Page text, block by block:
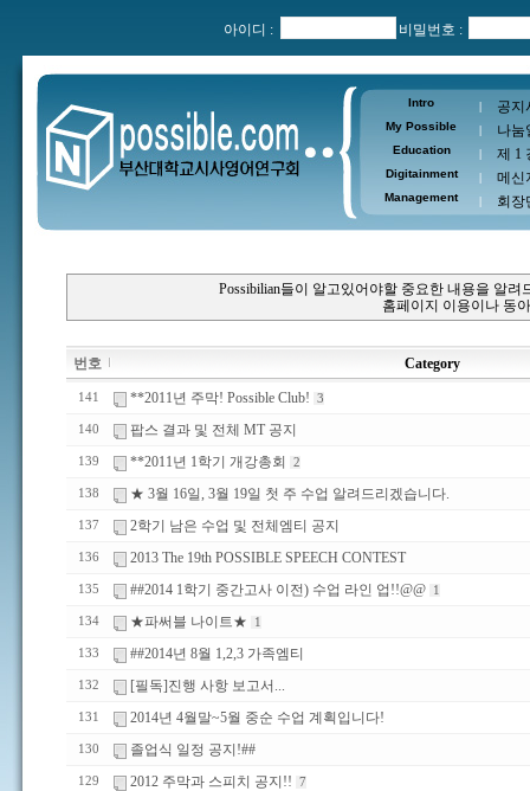
아이디 : 비밀번호 :
Intro | 공지
My Possible | 나눔
Education | 제 1
Digitainment | 메신
Management | 회장
Possibilian들이 알고있어야할 중요한 내용을 알
홈페이지 이용이나 동
번호 Category
141 **2011년 주막! Possible Club! 3
140 팝스 결과 및 전체 MT 공지
139 **2011년 1학기 개강총회 2
138 ★ 3월 16일, 3월 19일 첫 주 수업 알려드리겠습니다.
137 2학기 남은 수업 및 전체엠티 공지
136 2013 The 19th POSSIBLE SPEECH CONTEST
135 ##2014 1학기 중간고사 이전) 수업 라인 업!!@@ 1
134 ★파써블 나이트★ 1
133 ##2014년 8월 1,2,3 가족엠티
132 [필독]진행 사항 보고서...
131 2014년 4월말~5월 중순 수업 계획입니다!
130 졸업식 일정 공지!##
129 2012 주막과 스피치 공지!! 7